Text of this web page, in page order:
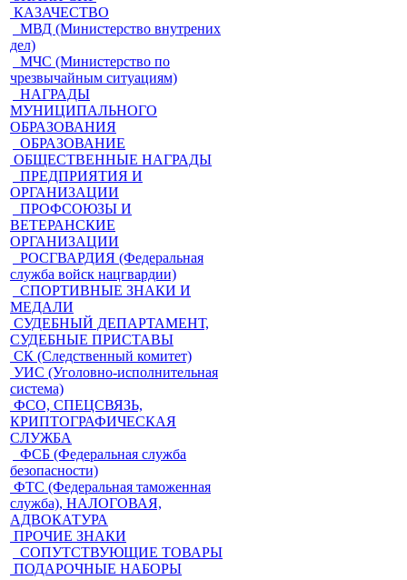
КАЗАЧЕСТВО
МВД (Министерство внутрених
дел)
МЧС (Министерство по
чрезвычайным ситуациям)
НАГРАДЫ
МУНИЦИПАЛЬНОГО
ОБРАЗОВАНИЯ
ОБРАЗОВАНИЕ
ОБЩЕСТВЕННЫЕ НАГРАДЫ
ПРЕДПРИЯТИЯ И
ОРГАНИЗАЦИИ
ПРОФСОЮЗЫ И
ВЕТЕРАНСКИЕ
ОРГАНИЗАЦИИ
РОСГВАРДИЯ (Федеральная
служба войск нацгвардии)
СПОРТИВНЫЕ ЗНАКИ И
МЕДАЛИ
СУДЕБНЫЙ ДЕПАРТАМЕНТ,
СУДЕБНЫЕ ПРИСТАВЫ
СК (Следственный комитет)
УИС (Уголовно-исполнительная
система)
ФСО, СПЕЦСВЯЗЬ,
КРИПТОГРАФИЧЕСКАЯ
СЛУЖБА
ФСБ (Федеральная служба
безопасности)
ФТС (Федеральная таможенная
служба), НАЛОГОВАЯ,
АДВОКАТУРА
ПРОЧИЕ ЗНАКИ
СОПУТСТВУЮЩИЕ ТОВАРЫ
ПОДАРОЧНЫЕ НАБОРЫ